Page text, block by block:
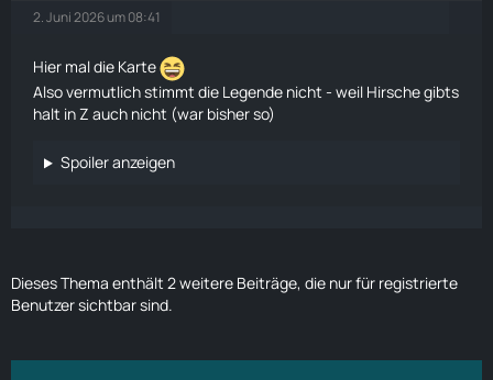
2. Juni 2026 um 08:41
Hier mal die Karte
Also vermutlich stimmt die Legende nicht - weil Hirsche gibts
halt in Z auch nicht (war bisher so)
Spoiler anzeigen
Dieses Thema enthält 2 weitere Beiträge, die nur für registrierte
Benutzer sichtbar sind.